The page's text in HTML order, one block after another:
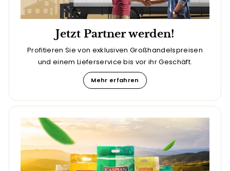
Jetzt Partner werden!
Profitieren Sie von exklusiven Großhandelspreisen
und einem Lieferservice bis vor ihr Geschäft.
Mehr erfahren